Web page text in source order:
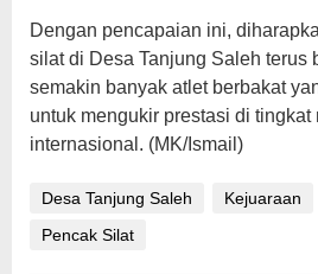
Dengan pencapaian ini,
silat di Desa Tanjung Saleh terus
semakin banyak atlet berbakat
untuk mengukir prestasi di
internasional. (MK/Ismail)
Desa Tanjung Saleh Kejuaraan
Pencak Silat